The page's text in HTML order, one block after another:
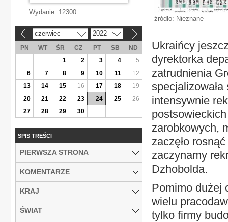
źródło: Nieznane
Ukraińcy
dyrektorka
zatrudnienia
intensywnie
zarobkowych,
zaczęło
zaczynamy
Dzhobolda.
Pomimo dużej
wielu
tylko firmy
Wydanie: 12300
czerwiec 2022
PN WT ŚR CZ PT SB
ND
1
2 3 4
5
6
7 8 9 10 11
12
13
14 15 16 17 18
19
20
21 22 23 24 25
26
27
28 29 30
SPIS TREŚCI
PIERWSZA STRONA
KOMENTARZE
KRAJ
ŚWIAT